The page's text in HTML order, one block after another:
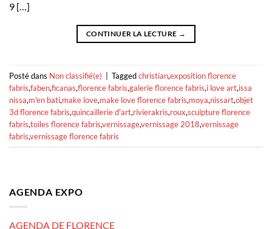
9 […]
CONTINUER LA LECTURE →
Posté dans Non classifié(e) Taggedchristian,exposition florence
fabris,faben,ficanas,florence fabris,galerie florence fabris,i love art,issa
nissa,m'en bati,make love,make love florence fabris,moya,nissart,objet
3d florence fabris,quincaillerie d'art,rivierakris,roux,sculpture florence
fabris,toiles florence fabris,vernissage,vernissage 2018,vernissage
fabris,vernissage florence fabris
AGENDA EXPO
AGENDA DE FLORENCE